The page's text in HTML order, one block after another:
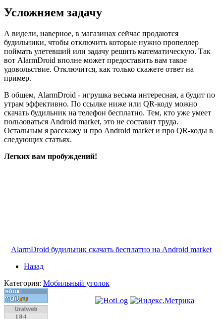
Усложняем задачу
А видели, наверное, в магазинах сейчас продаются
будильники, чтобы отключить которые нужно пропеллер
поймать улетевший или задачу решить математическую. Так
вот AlarmDroid вполне может предоставить вам такое
удовольствие. Отключится, как только скажете ответ на
пример.
В общем, AlarmDroid - игрушка весьма интересная, а будит по
утрам эффективно. По ссылке ниже или QR-коду можно
скачать будильник на телефон бесплатно. Тем, кто уже умеет
пользоваться Android market, это не составит труда.
Остальным я расскажу и про Android market и про QR-коды в
следующих статьях.
Легких вам пробуждений!
AlarmDroid будильник скачать бесплатно на Android market
Назад
Категория: Мобильный уголок